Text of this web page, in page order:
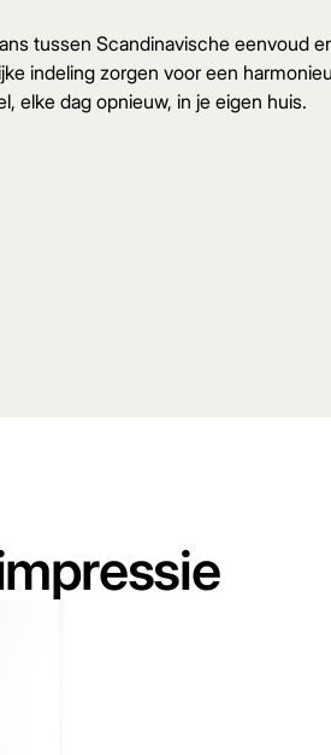
tussen Scandinavische eenvoud
indeling zorgen voor een
elke dag opnieuw, in je eigen huis.